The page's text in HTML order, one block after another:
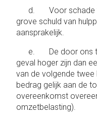
d. Voor schade
grove schuld van
aansprakelijk.
e. De door ons te
geval hoger zijn dan
van de volgende twee
bedrag gelijk aan de
overeenkomst
omzetbelasting).